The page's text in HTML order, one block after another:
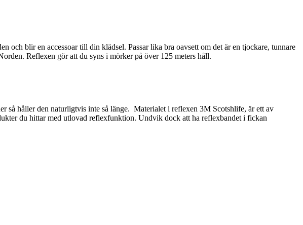
och blir en accessoar till din klädsel. Passar lika bra oavsett om det är en tjockare, tunnare
Reflexen gör att du syns i mörker på över 125 meters håll.
så håller den naturligtvis inte så länge. Materialet i reflexen 3M Scotshlife, är ett av
du hittar med utlovad reflexfunktion. Undvik dock att ha reflexbandet i fickan